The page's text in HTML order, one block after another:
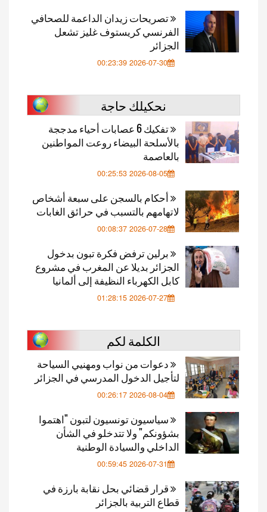
تصريحات زيدان الداعمة للصحافي
الفرنسي كريستوف غليز تشعل
الجزائر
2026-07-30 00:23:39
نحكيلك حاجة
تفكيك 6 عصابات أحياء مدججة
بالأسلحة البيضاء روعت المواطنين
بالعاصمة
2026-08-05 00:25:53
أحكام بالسجن على سبعة أشخاص
لاتهامهم بالتسبب في حرائق الغابات
2026-07-28 00:08:37
برلين ترفض فكرة تبون بدخول
الجزائر بديلا عن المغرب في مشروع
كابل الكهرباء النظيفة إلى ألمانيا
2026-07-27 01:28:15
الكلمة لكم
دعوات من نواب ومهنيي السياحة
لتأجيل الدخول المدرسي في الجزائر
2026-08-04 00:26:17
سياسيون تونسيون لتبون "اهتموا
بشؤونكم" ولا تتدخلو في الشأن
الداخلي والسيادة الوطنية
2026-07-31 00:59:45
قرار قضائي بحل نقابة بارزة في
قطاع التربية بالجزائر